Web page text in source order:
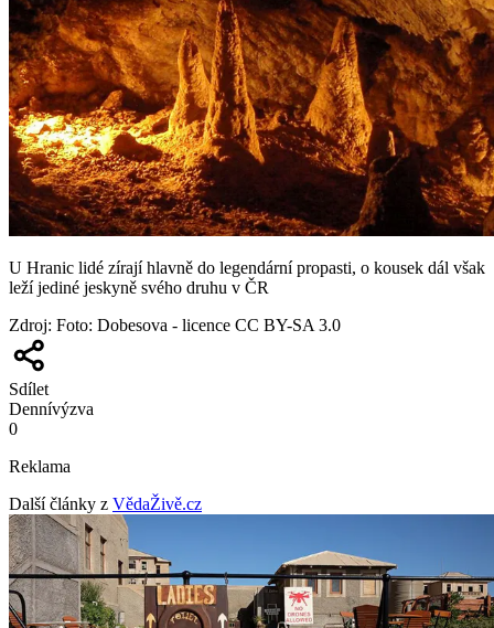
U Hranic lidé zírají hlavně do legendární propasti, o kousek dál však
leží jediné jeskyně svého druhu v ČR
Zdroj: Foto: Dobesova - licence CC BY-SA 3.0
Sdílet
Dennívýzva
0
Reklama
Další články z VědaŽivě.cz